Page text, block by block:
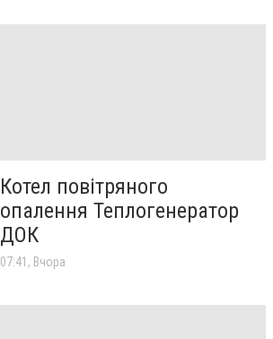
Котел повітряного
опалення Теплогенератор
ДОК
07:41, Вчора